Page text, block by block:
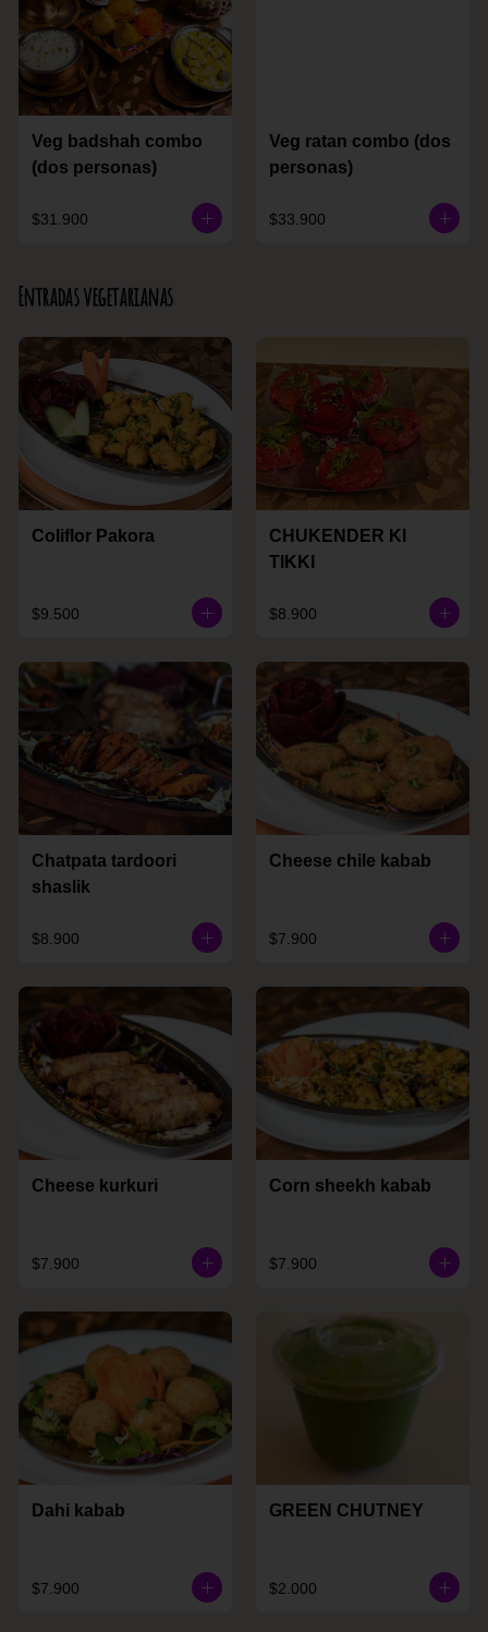
Veg badshah combo
(dos personas)
$31.900
Veg ratan combo (dos
personas)
$33.900
Entradas vegetarianas
Coliflor Pakora
$9.500
CHUKENDER KI
TIKKI
$8.900
Chatpata tardoori
shaslik
$8.900
Cheese chile kabab
$7.900
Cheese kurkuri
$7.900
Corn sheekh kabab
$7.900
Dahi kabab
$7.900
GREEN CHUTNEY
$2.000